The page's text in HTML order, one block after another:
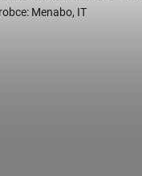
Menabo, IT